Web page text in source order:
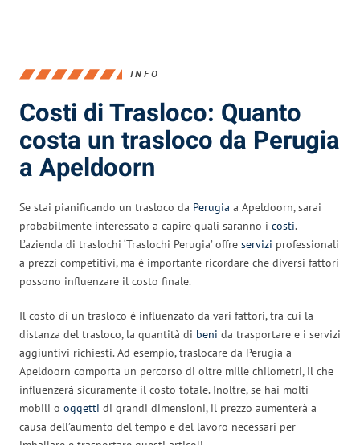
INFO
Costi di Trasloco: Quanto
costa un trasloco da Perugia
a Apeldoorn
Se stai pianificando un trasloco da Perugia a Apeldoorn, sarai
probabilmente interessato a capire quali saranno i costi.
L’azienda di traslochi ‘Traslochi Perugia’ offre servizi professionali
a prezzi competitivi, ma è importante ricordare che diversi fattori
possono influenzare il costo finale.
Il costo di un trasloco è influenzato da vari fattori, tra cui la
distanza del trasloco, la quantità di beni da trasportare e i servizi
aggiuntivi richiesti. Ad esempio, traslocare da Perugia a
Apeldoorn comporta un percorso di oltre mille chilometri, il che
influenzerà sicuramente il costo totale. Inoltre, se hai molti
mobili o oggetti di grandi dimensioni, il prezzo aumenterà a
causa dell’aumento del tempo e del lavoro necessari per